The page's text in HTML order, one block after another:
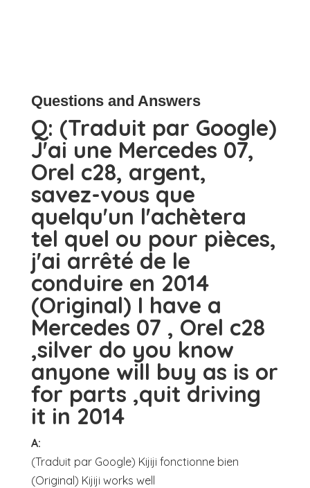
Questions and Answers
Q: (Traduit par Google)
J'ai une Mercedes 07,
Orel c28, argent,
savez-vous que
quelqu'un l'achètera
tel quel ou pour pièces,
j'ai arrêté de le
conduire en 2014
(Original) I have a
Mercedes 07 , Orel c28
,silver do you know
anyone will buy as is or
for parts ,quit driving
it in 2014
A:
(Traduit par Google) Kijiji fonctionne bien
(Original) Kijiji works well